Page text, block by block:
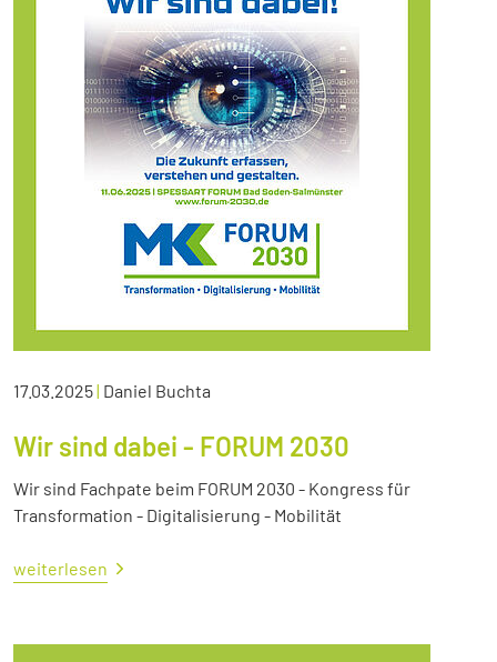
17.03.2025| Daniel Buchta
Wir sind dabei - FORUM 2030
Wir sind Fachpate beim FORUM 2030 - Kongress für
Transformation - Digitalisierung - Mobilität
weiterlesen